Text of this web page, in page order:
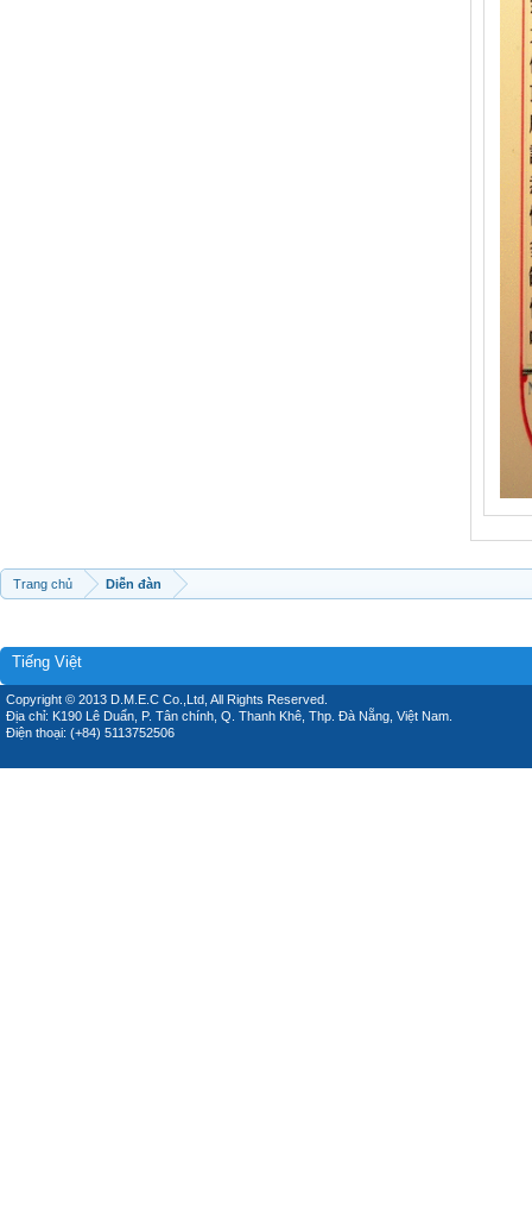
Trang chủ Diễn đàn
Tiếng Việt
Copyright © 2013 D.M.E.C Co.,Ltd, All Rights Reserved.
Địa chỉ: K190 Lê Duẩn, P. Tân chính, Q. Thanh Khê, Thp. Đà Nẵng, Việt Nam.
Điện thoại: (+84) 5113752506